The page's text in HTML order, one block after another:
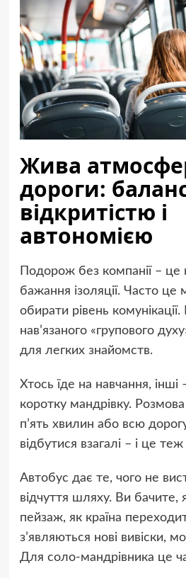
Жива
дороги:
відкритістю і
автономією
Подорож без компанії –
бажання ізоляції. Часто
обирати рівень
нав’язаного «групового
для легких знайомств.
Хтось їде на навчання,
коротку мандрівку.
п’ять хвилин або всю
відбутися взагалі – і це
Автобус дає те, чого не
відчуття шляху. Ви бачите,
пейзаж, як країна
з’являються нові вивіски,
Для соло-мандрівника це